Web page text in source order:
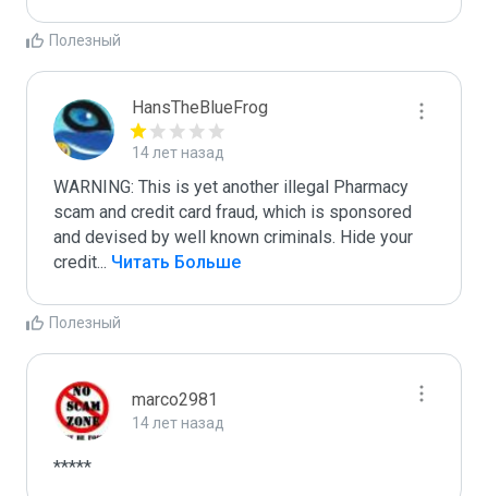
Полезный
HansTheBlueFrog
14 лет назад
WARNING: This is yet another illegal Pharmacy
scam and credit card fraud, which is sponsored
and devised by well known criminals. Hide your
credit... Читать Больше
Полезный
marco2981
14 лет назад
*****